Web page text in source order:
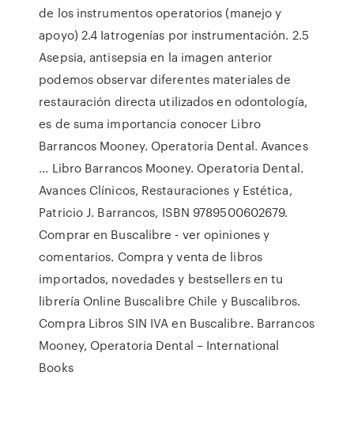
de los instrumentos operatorios (manejo y
apoyo) 2.4 Iatrogenías por instrumentación. 2.5
Asepsia, antisepsia en la imagen anterior
podemos observar diferentes materiales de
restauración directa utilizados en odontología,
es de suma importancia conocer Libro
Barrancos Mooney. Operatoria Dental. Avances
... Libro Barrancos Mooney. Operatoria Dental.
Avances Clínicos, Restauraciones y Estética,
Patricio J. Barrancos, ISBN 9789500602679.
Comprar en Buscalibre - ver opiniones y
comentarios. Compra y venta de libros
importados, novedades y bestsellers en tu
librería Online Buscalibre Chile y Buscalibros.
Compra Libros SIN IVA en Buscalibre. Barrancos
Mooney, Operatoria Dental – International
Books